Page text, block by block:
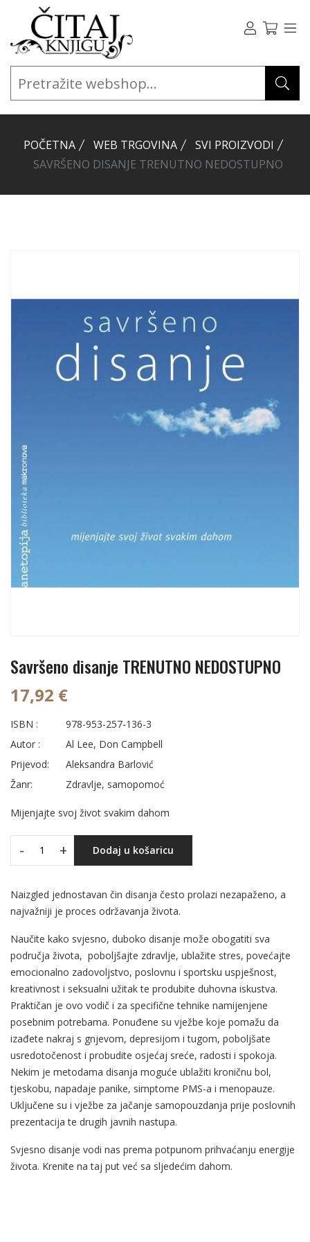
POČETNA WEB TRGOVINA
SVI PROIZVODI
SAVRŠENO DISANJE TRENUTNO NEDOSTUPNO
Savršeno disanje TRENUTNO NEDOSTUPNO
17,92 €
ISBN :
978-953-257-136-3
Autor :
Al Lee, Don Campbell
Prijevod:
Aleksandra Barlović
Žanr:
Zdravlje, samopomoć
Mijenjajte svoj život svakim dahom
- + Dodaj u košaricu
Naizgled jednostavan čin disanja često prolazi nezapaženo, a
najvažniji je proces održavanja života.
Naučite kako svjesno, duboko disanje može obogatiti sva
područja života, poboljšajte zdravlje, ublažite stres, povećajte
emocionalno zadovoljstvo, poslovnu i sportsku uspješnost,
kreativnost i seksualni užitak te produbite duhovna iskustva.
Praktičan je ovo vodič i za specifične tehnike namijenjene
posebnim potrebama. Ponuđene su vježbe koje pomažu da
izađete nakraj s gnjevom, depresijom i tugom, poboljšate
usredotočenost i probudite osjećaj sreće, radosti i spokoja.
Nekim je metodama disanja moguće ublažiti kroničnu bol,
tjeskobu, napadaje panike, simptome PMS-a i menopauze.
Uključene su i vježbe za jačanje samopouzdanja prije poslovnih
prezentacija te drugih javnih nastupa.
Svjesno disanje vodi nas prema potpunom prihvaćanju energije
života. Krenite na taj put već sa sljedećim dahom.